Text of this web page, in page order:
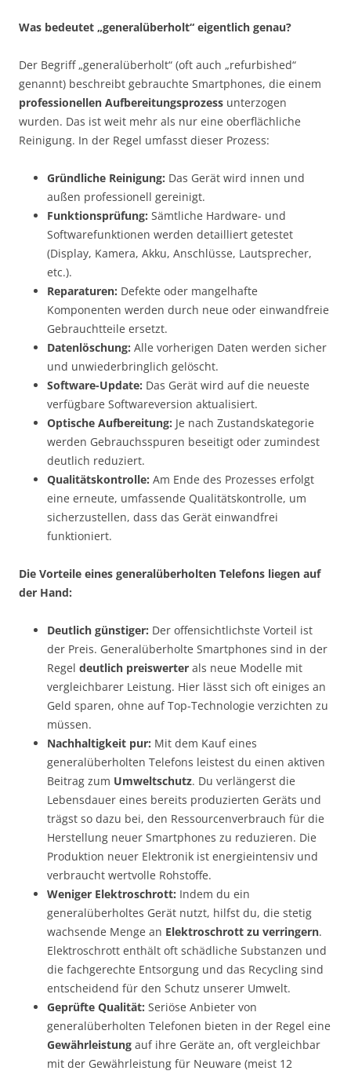
Was bedeutet „generalüberholt“ eigentlich genau?
Der Begriff „generalüberholt“ (oft auch „refurbished“
genannt) beschreibt gebrauchte Smartphones, die einem
professionellen Aufbereitungsprozess unterzogen
wurden. Das ist weit mehr als nur eine oberflächliche
Reinigung. In der Regel umfasst dieser Prozess:
Gründliche Reinigung: Das Gerät wird innen und
außen professionell gereinigt.
Funktionsprüfung: Sämtliche Hardware- und
Softwarefunktionen werden detailliert getestet
(Display, Kamera, Akku, Anschlüsse, Lautsprecher,
etc.).
Reparaturen: Defekte oder mangelhafte
Komponenten werden durch neue oder einwandfreie
Gebrauchtteile ersetzt.
Datenlöschung: Alle vorherigen Daten werden sicher
und unwiederbringlich gelöscht.
Software-Update: Das Gerät wird auf die neueste
verfügbare Softwareversion aktualisiert.
Optische Aufbereitung: Je nach Zustandskategorie
werden Gebrauchsspuren beseitigt oder zumindest
deutlich reduziert.
Qualitätskontrolle: Am Ende des Prozesses erfolgt
eine erneute, umfassende Qualitätskontrolle, um
sicherzustellen, dass das Gerät einwandfrei
funktioniert.
Die Vorteile eines generalüberholten Telefons liegen auf
der Hand:
Deutlich günstiger: Der offensichtlichste Vorteil ist
der Preis. Generalüberholte Smartphones sind in der
Regel deutlich preiswerter als neue Modelle mit
vergleichbarer Leistung. Hier lässt sich oft einiges an
Geld sparen, ohne auf Top-Technologie verzichten zu
müssen.
Nachhaltigkeit pur: Mit dem Kauf eines
generalüberholten Telefons leistest du einen aktiven
Beitrag zum Umweltschutz. Du verlängerst die
Lebensdauer eines bereits produzierten Geräts und
trägst so dazu bei, den Ressourcenverbrauch für die
Herstellung neuer Smartphones zu reduzieren. Die
Produktion neuer Elektronik ist energieintensiv und
verbraucht wertvolle Rohstoffe.
Weniger Elektroschrott: Indem du ein
generalüberholtes Gerät nutzt, hilfst du, die stetig
wachsende Menge an Elektroschrott zu verringern.
Elektroschrott enthält oft schädliche Substanzen und
die fachgerechte Entsorgung und das Recycling sind
entscheidend für den Schutz unserer Umwelt.
Geprüfte Qualität: Seriöse Anbieter von
generalüberholten Telefonen bieten in der Regel eine
Gewährleistung auf ihre Geräte an, oft vergleichbar
mit der Gewährleistung für Neuware (meist 12